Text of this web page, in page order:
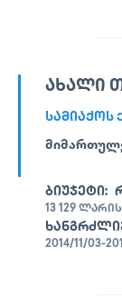
ᲐᲮᲐᲚᲘ
ᲡᲐᲛᲘᲐᲥᲝᲡ
ᲑᲘᲣᲯᲔᲢᲘ:
13 129 ᲚᲐᲠᲘ
2014/11/03-